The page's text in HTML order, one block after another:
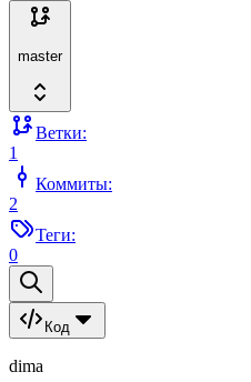
master
Ветки:
1
Коммиты:
2
Теги:
0
Код
dima